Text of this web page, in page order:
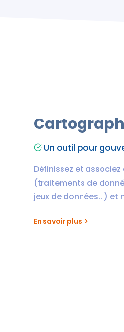
Un outil pour
Définissez et
(traitements de
jeux de données...) et
En savoir plus